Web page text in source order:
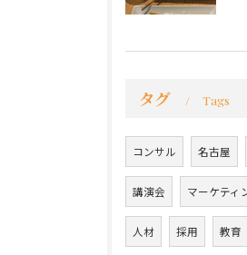
タグ Tags
コンサル 名古屋
講演会 マーケティ
人材 採用 教育